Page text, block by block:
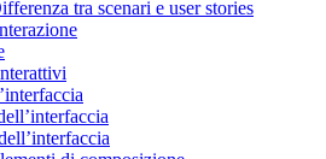
tra scenari e user stories